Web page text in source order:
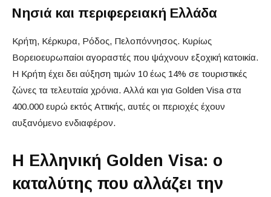
Νησιά και περιφερειακή Ελλάδα
Κρήτη, Κέρκυρα, Ρόδος, Πελοπόννησος. Κυρίως
Βορειοευρωπαίοι αγοραστές που ψάχνουν εξοχική κατοικία.
Η Κρήτη έχει δει αύξηση τιμών 10 έως 14% σε τουριστικές
ζώνες τα τελευταία χρόνια. Αλλά και για Golden Visa στα
400.000 ευρώ εκτός Αττικής, αυτές οι περιοχές έχουν
αυξανόμενο ενδιαφέρον.
Η Ελληνική Golden Visa: ο
καταλύτης που αλλάζει την